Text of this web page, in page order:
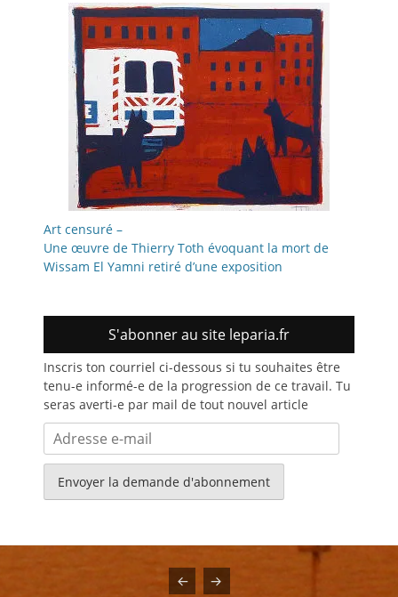
Art censuré –
Une œuvre de Thierry Toth évoquant la mort de
Wissam El Yamni retiré d’une exposition
S'abonner au site leparia.fr
Inscris ton courriel ci-dessous si tu souhaites être
tenu-e informé-e de la progression de ce travail. Tu
seras averti-e par mail de tout nouvel article
Adresse
e-
mail